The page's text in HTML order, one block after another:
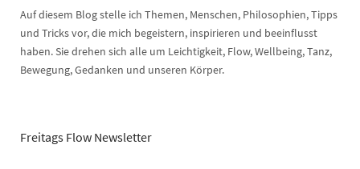
Auf diesem Blog stelle ich Themen, Menschen, Philosophien, Tipps
und Tricks vor, die mich begeistern, inspirieren und beeinflusst
haben. Sie drehen sich alle um Leichtigkeit, Flow, Wellbeing, Tanz,
Bewegung, Gedanken und unseren Körper.
Freitags Flow Newsletter